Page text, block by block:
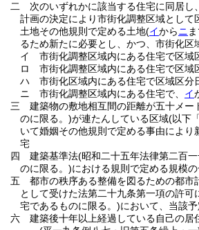
二
次のいずれかに該当する住宅に同居し
計画の決定により市街化調整区域とし
土地その他規則で定める土地(イからニ
るため新たに必要とし、かつ、市街化
イ
市街化調整区域内にある住宅で区
ロ
市街化調整区域内にある住宅で区
ハ
市街化区域内にある住宅で区域区
ニ
市街化調整区域内にある住宅で、 イ
三
建築物の敷地相互間の距離が五十メー
のに限る。)が連たんしている区域(以下
いて婚姻その他規則で定める事由によ
宅
四
建築基準法(昭和二十五年法律第二百
のに限る。)における規則で定める規模
五
都市の秩序ある整備を図るための都
として受けた法第二十九条第一項の許可
宅であるものに限る。)において、当該
六
建築後十年以上経過している自己の